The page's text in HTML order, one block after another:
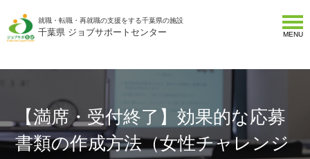
就職・転職・再就職の支援をする千葉県の施設
千葉県 ジョブサポートセンター MENU
【満席・受付終了】効果的な応募
書類の作成方法（女性チャレンジ